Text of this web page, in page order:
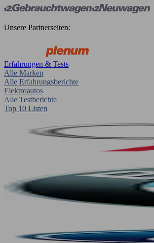
Unsere Partnerseiten:
Erfahrungen & Tests
Alle Marken
Alle Erfahrungsberichte
Elektroautos
Alle Testberichte
Top 10 Listen